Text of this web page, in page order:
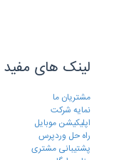
لینک های مفید
مشتریان ما
نمایه شرکت
اپلیکیشن موبایل
راه حل وردپرس
پشتیبانی مشتری